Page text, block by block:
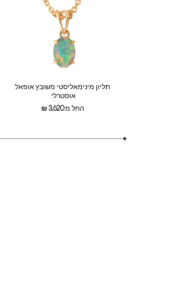
תליון מינימאליסטי משובץ אופאל
אוסטרלי.
החל מ:
₪3,620